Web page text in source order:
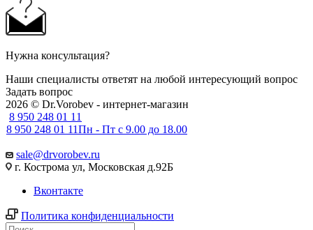
Нужна консультация?
Наши специалисты ответят на любой интересующий вопрос
Задать вопрос
2026 © Dr.Vorobev - интернет-магазин
8 950 248 01 11
8 950 248 01 11Пн - Пт с 9.00 до 18.00
sale@drvorobev.ru
г. Кострома ул, Московская д.92Б
Вконтакте
Политика конфиденциальности